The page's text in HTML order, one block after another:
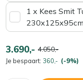
1 x Kees Smit
230x125x95cm
3.690,- 4.050,-
Je bespaart: 360,- (-9%)